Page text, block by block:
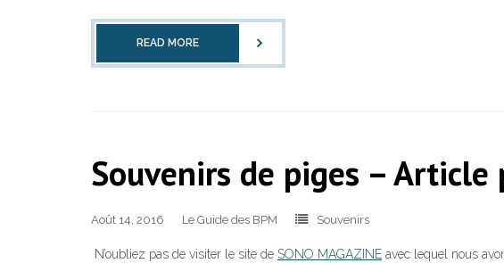
READ MORE
Souvenirs de piges – Article
Août 14, 2016 Le Guide des BPM Souvenirs
N’oubliez pas de visiter le site de SONO MAGAZINE avec lequel nous